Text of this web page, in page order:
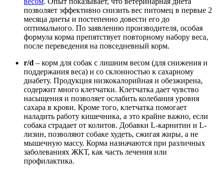
позволяет эффективно снизить вес питомец в первые 2
месяца диеты и постепенно довести его до
оптимального. По заявлению производителя, особая
формула корма препятствует повторному набору веса,
после переведения на повседневный корм.
r/d – корм для собак с лишним весом (для снижения и
поддержания веса) и со склонностью к сахарному
диабету. Продукция низкокалорийная и обезжирена,
содержит много клетчатки. Клетчатка дает чувство
насыщения и позволяет ослабить колебания уровня
сахара в крови. Кроме того, клетчатка помогает
наладить работу кишечника, а это крайне важно, если
собака страдает от колитов. Добавки L-карнитин и L-
лизин, позволяют собаке худеть, сжигая жиры, а не
мышечную массу. Корма назначаются при различных
заболеваниях ЖКТ, как часть лечения или
профилактика.